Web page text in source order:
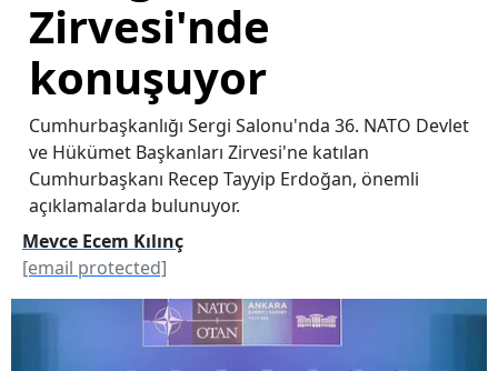
Zirvesi'nde
konuşuyor
Cumhurbaşkanlığı Sergi Salonu'nda 36. NATO Devlet
ve Hükümet Başkanları Zirvesi'ne katılan
Cumhurbaşkanı Recep Tayyip Erdoğan, önemli
açıklamalarda bulunuyor.
Mevce Ecem Kılınç
[email protected]